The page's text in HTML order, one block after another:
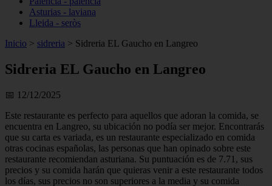
Asturias - laviana
Lleida - seròs
Inicio > sidreria > Sidreria EL Gaucho en Langreo
Sidreria EL Gaucho en Langreo
📅 12/12/2025
Este restaurante es perfecto para aquellos que adoran la comida, se
encuentra en Langreo, su ubicación no podía ser mejor. Encontrarás
que su carta es variada, es un restaurante especializado en comida
otras cocinas españolas, las personas que han opinado sobre este
restaurante recomiendan asturiana. Su puntuación es de 7.71, sus
precios y su comida harán que quieras venir a este restaurante todos
los días, sus precios no son superiores a la media y su comida